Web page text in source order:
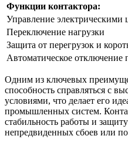
Функции контактора:
Управление электрическими
Переключение нагрузки
Защита от перегрузок и
Автоматическое
Одним из ключевых
способность справляться с
условиями, что делает его
промышленных систем.
стабильность работы и
непредвиденных сбоев или